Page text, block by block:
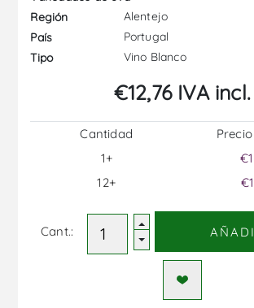
Región
Alentejo
País
Portugal
Tipo
Vino Blanco
€12,76 IVA incl.
Cantidad
1+
12+
Cant.: